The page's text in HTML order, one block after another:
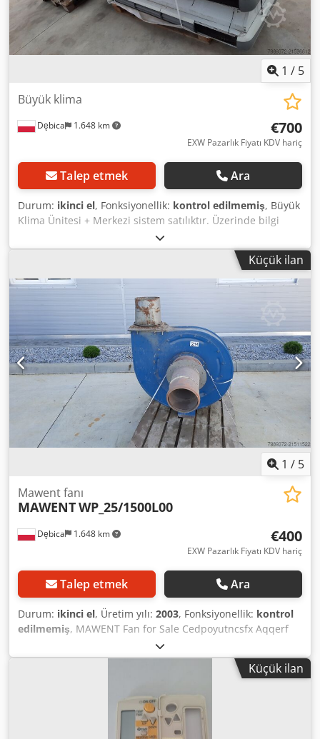
1 / 5
Dębica 1.648 km
Büyük klima
€700
EXW Pazarlık Fiyatı KDV hariç
Talep etmek Ara
Durum: ikinci el, Fonksiyonellik: kontrol edilmemiş, Büyük
Klima Ünitesi + Merkezi sistem satılıktır. Üzerinde bilgi
etiketi yoktur. Elimizde 2 adet bulunmaktadır. Birim net
fiyatı 700 Euro’dur. Fiyat pazarlığa açıktır. Crjdpjyu Tcyefx
Küçük ilan
1 / 5
Dębica 1.648 km
Mawent fanı
MAWENTWP_25/1500L00
€400
EXW Pazarlık Fiyatı KDV hariç
Talep etmek Ara
Durum: ikinci el, Üretim yılı: 2003, Fonksiyonellik: kontrol
edilmemiş, MAWENT Fan for Sale Cedpoyutncsfx Aqqerf
Model: WP-25/1500L00 Year: 2003 Rotational speed: 2920
rpm; No. 0791; Capacity: 1 m³/s Pressure increase: 4000 Pa
Motor type: SG132S-2B Weight (fan and motor): 125 kg
(negotiable) We also have a Termowent fan and several
mushroom-type roof fans available.
Küçük ilan